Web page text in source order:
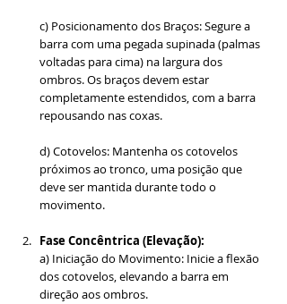
c) Posicionamento dos Braços: Segure a
barra com uma pegada supinada (palmas
voltadas para cima) na largura dos
ombros. Os braços devem estar
completamente estendidos, com a barra
repousando nas coxas.
d) Cotovelos: Mantenha os cotovelos
próximos ao tronco, uma posição que
deve ser mantida durante todo o
movimento.
Fase Concêntrica (Elevação):
a) Iniciação do Movimento: Inicie a flexão
dos cotovelos, elevando a barra em
direção aos ombros.